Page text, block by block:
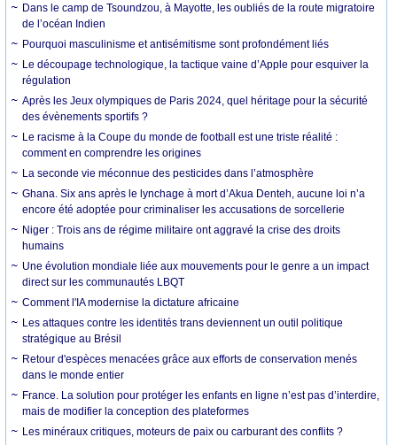
Dans le camp de Tsoundzou, à Mayotte, les oubliés de la route migratoire
de l’océan Indien
Pourquoi masculinisme et antisémitisme sont profondément liés
Le découpage technologique, la tactique vaine d’Apple pour esquiver la
régulation
Après les Jeux olympiques de Paris 2024, quel héritage pour la sécurité
des évènements sportifs ?
Le racisme à la Coupe du monde de football est une triste réalité :
comment en comprendre les origines
La seconde vie méconnue des pesticides dans l’atmosphère
Ghana. Six ans après le lynchage à mort d’Akua Denteh, aucune loi n’a
encore été adoptée pour criminaliser les accusations de sorcellerie
Niger : Trois ans de régime militaire ont aggravé la crise des droits
humains
Une évolution mondiale liée aux mouvements pour le genre a un impact
direct sur les communautés LBQT
Comment l'IA modernise la dictature africaine
Les attaques contre les identités trans deviennent un outil politique
stratégique au Brésil
Retour d'espèces menacées grâce aux efforts de conservation menés
dans le monde entier
France. La solution pour protéger les enfants en ligne n’est pas d’interdire,
mais de modifier la conception des plateformes
Les minéraux critiques, moteurs de paix ou carburant des conflits ?